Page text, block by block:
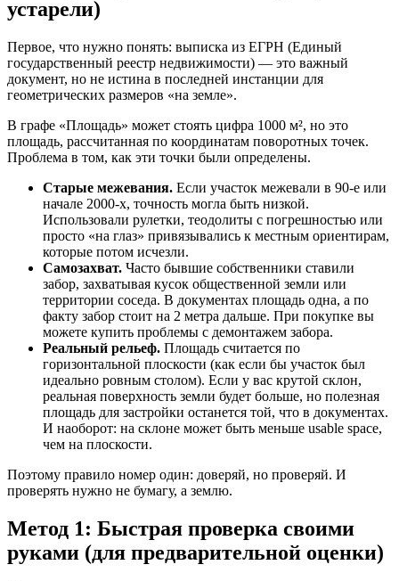
устарели)
Первое, что нужно понять: выписка из ЕГРН (Единый
государственный реестр недвижимости) — это важный
документ, но не истина в последней инстанции для
геометрических размеров «на земле».
В графе «Площадь» может стоять цифра 1000 м², но это
площадь, рассчитанная по координатам поворотных точек.
Проблема в том, как эти точки были определены.
Старые межевания. Если участок межевали в 90-е или
начале 2000-х, точность могла быть низкой.
Использовали рулетки, теодолиты с погрешностью или
просто «на глаз» привязывались к местным ориентирам,
которые потом исчезли.
Самозахват. Часто бывшие собственники ставили
забор, захватывая кусок общественной земли или
территории соседа. В документах площадь одна, а по
факту забор стоит на 2 метра дальше. При покупке вы
можете купить проблемы с демонтажем забора.
Реальный рельеф. Площадь считается по
горизонтальной плоскости (как если бы участок был
идеально ровным столом). Если у вас крутой склон,
реальная поверхность земли будет больше, но полезная
площадь для застройки останется той, что в документах.
И наоборот: на склоне может быть меньше usable space,
чем на плоскости.
Поэтому правило номер один: доверяй, но проверяй. И
проверять нужно не бумагу, а землю.
Метод 1: Быстрая проверка своими
руками (для предварительной оценки)